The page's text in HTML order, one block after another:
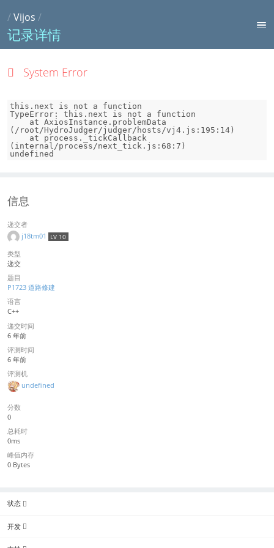
/Vijos /
记录详情
System Error
this.next is not a function
TypeError: this.next is not a function
(/root/HydroJudger/judger/hosts/vj4.js:195:14)
(internal/process/next_tick.js:68:7)
undefined
信息
递交者
j18tm01
LV 10
类型
递交
题目
P1723 道路修建
语言
C++
递交时间
6 年前
评测时间
6 年前
评测机
undefined
分数
0
总耗时
0ms
峰值内存
0 Bytes
状态
开发